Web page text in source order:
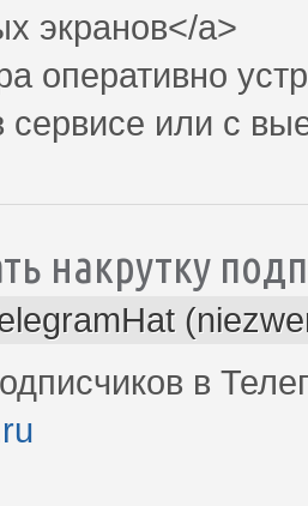
экранов</a>
оперативно
сервисе или с
накрутку
в